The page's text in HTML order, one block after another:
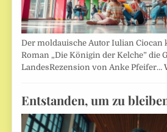
Der moldauische Autor Iulian
Roman „Die Königin der Kelche” die
LandesRezension von Anke Pfeifer…
Entstanden, um zu